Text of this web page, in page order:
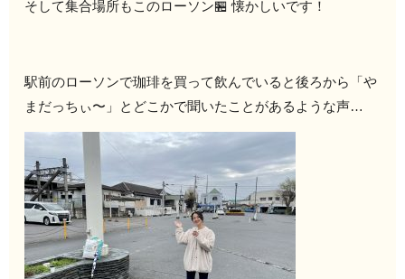
そして集合場所もこのローソン🏪 懐かしいです！
駅前のローソンで珈琲を買って飲んでいると後ろから「や
まだっちぃ〜」とどこかで聞いたことがあるような声…